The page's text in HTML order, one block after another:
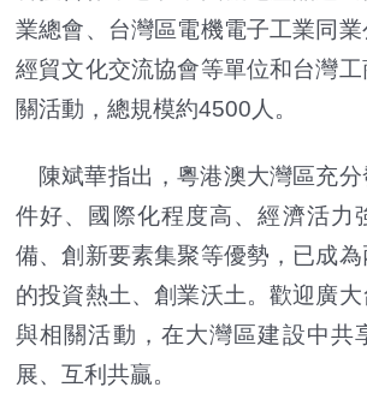
業總會、台灣區電機電子工業同
經貿文化交流協會等單位和台灣
關活動，總規模約4500人。
陳斌華指出，粵港澳大灣區充
件好、國際化程度高、經濟活力
備、創新要素集聚等優勢，已成為
的投資熱土、創業沃土。歡迎廣
與相關活動，在大灣區建設中共
展、互利共贏。